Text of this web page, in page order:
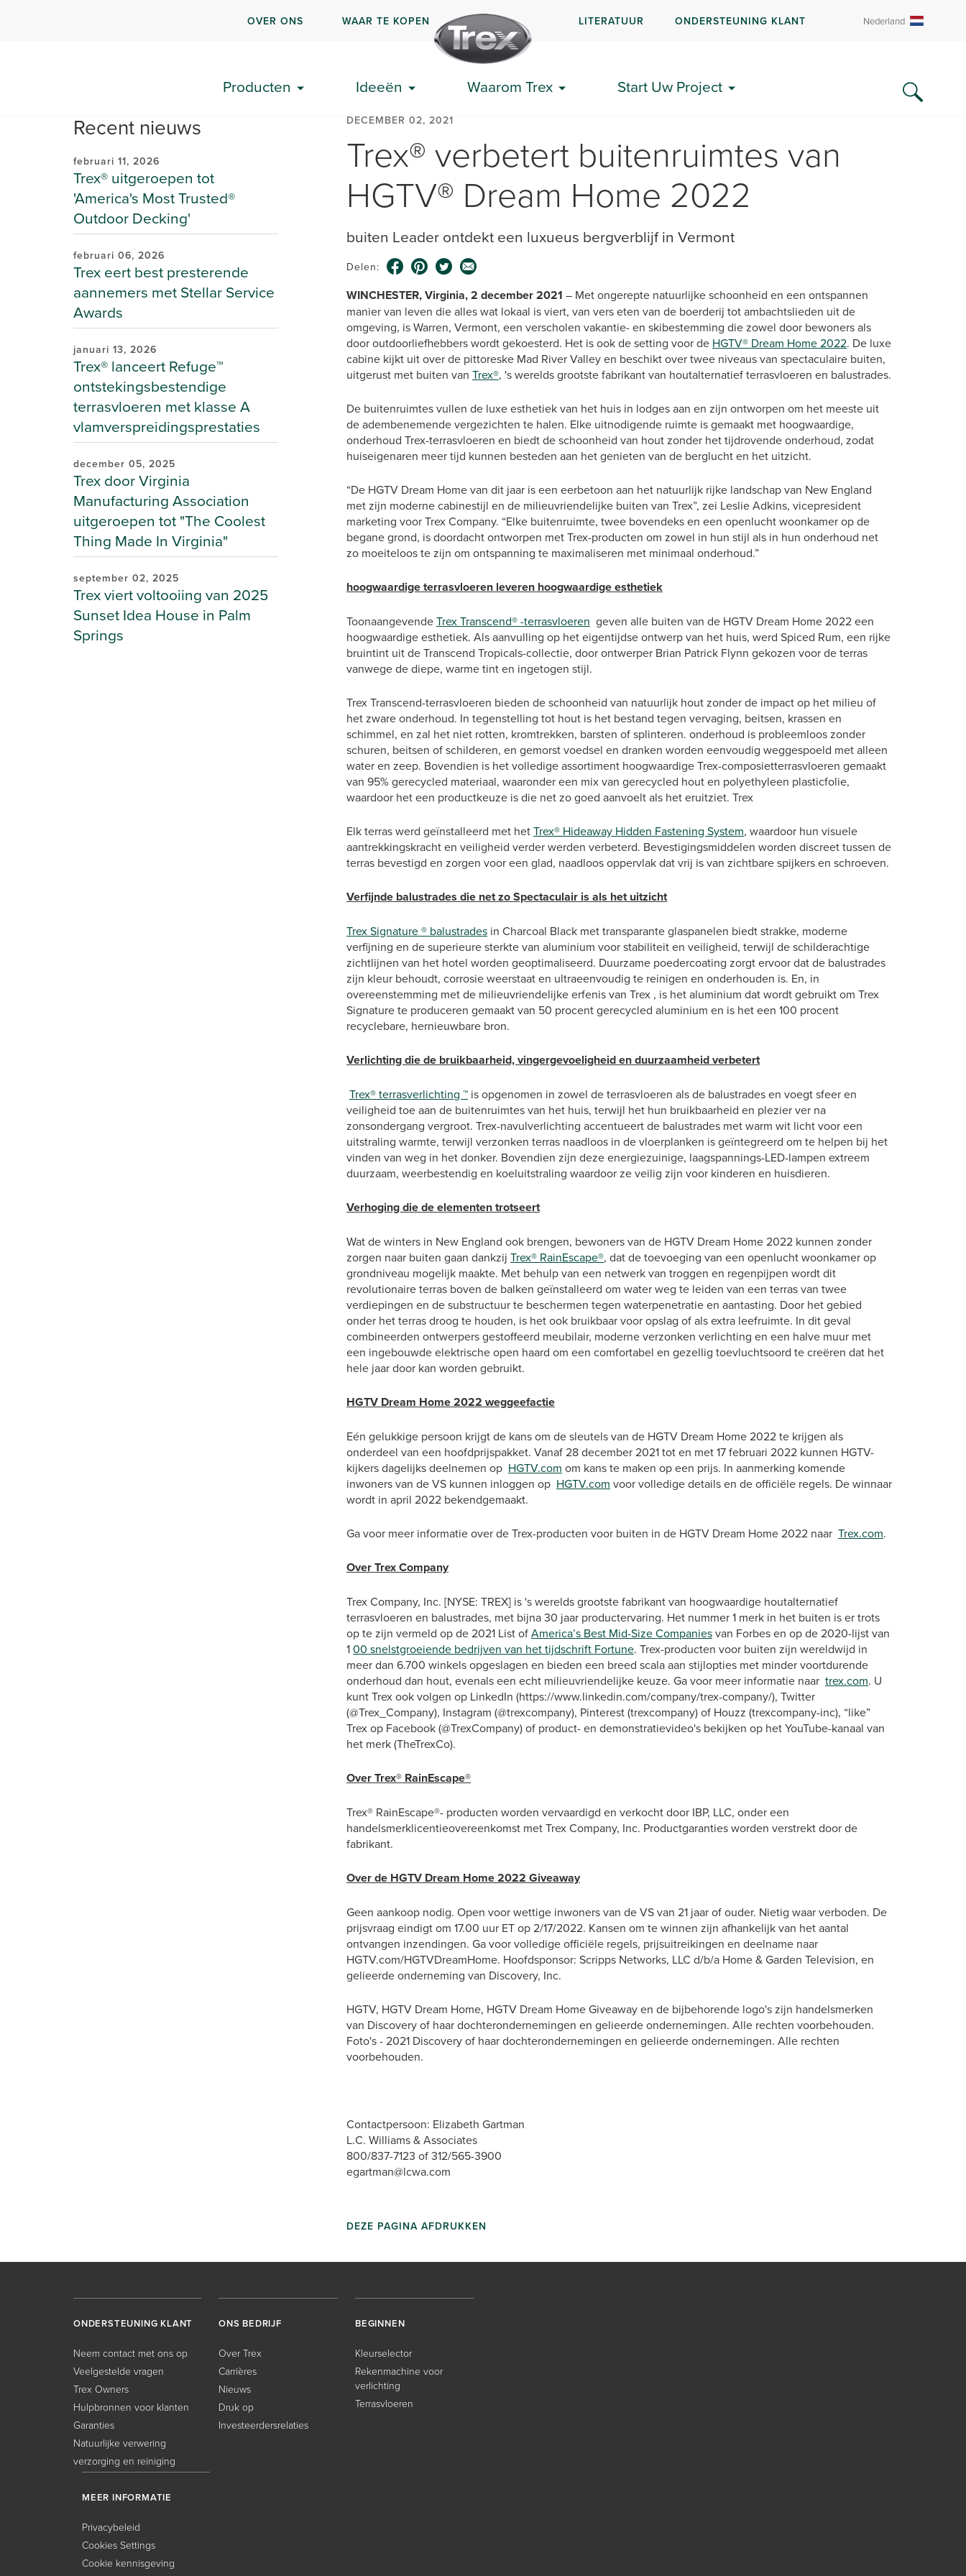
OVER ONS WAAR TE KOPEN LITERATUUR ONDERSTEUNING KLANT Nederland
Producten Ideeën Waarom Trex Start Uw Project
Recent nieuws
februari 11, 2026
Trex® uitgeroepen tot
'America's Most Trusted®
Outdoor Decking'
februari 06, 2026
Trex eert best presterende
aannemers met Stellar Service
Awards
januari 13, 2026
Trex® lanceert Refuge™
ontstekingsbestendige
terrasvloeren met klasse A
vlamverspreidingsprestaties
december 05, 2025
Trex door Virginia
Manufacturing Association
uitgeroepen tot "The Coolest
Thing Made In Virginia"
september 02, 2025
Trex viert voltooiing van 2025
Sunset Idea House in Palm
Springs
DECEMBER 02, 2021
Trex® verbetert buitenruimtes van
HGTV® Dream Home 2022
buiten Leader ontdekt een luxueus bergverblijf in Vermont
Delen:
WINCHESTER, Virginia, 2 december 2021 – Met ongerepte natuurlijke schoonheid en een ontspannen
manier van leven die alles wat lokaal is viert, van vers eten van de boerderij tot ambachtslieden uit de
omgeving, is Warren, Vermont, een verscholen vakantie- en skibestemming die zowel door bewoners als
door outdoorliefhebbers wordt gekoesterd. Het is ook de setting voor de HGTV® Dream Home 2022. De luxe
cabine kijkt uit over de pittoreske Mad River Valley en beschikt over twee niveaus van spectaculaire buiten,
uitgerust met buiten van Trex®, 's werelds grootste fabrikant van houtalternatief terrasvloeren en balustrades.
De buitenruimtes vullen de luxe esthetiek van het huis in lodges aan en zijn ontworpen om het meeste uit
de adembenemende vergezichten te halen. Elke uitnodigende ruimte is gemaakt met hoogwaardige,
onderhoud Trex-terrasvloeren en biedt de schoonheid van hout zonder het tijdrovende onderhoud, zodat
huiseigenaren meer tijd kunnen besteden aan het genieten van de berglucht en het uitzicht.
“De HGTV Dream Home van dit jaar is een eerbetoon aan het natuurlijk rijke landschap van New England
met zijn moderne cabinestijl en de milieuvriendelijke buiten van Trex”, zei Leslie Adkins, vicepresident
marketing voor Trex Company. “Elke buitenruimte, twee bovendeks en een openlucht woonkamer op de
begane grond, is doordacht ontworpen met Trex-producten om zowel in hun stijl als in hun onderhoud net
zo moeiteloos te zijn om ontspanning te maximaliseren met minimaal onderhoud.”
hoogwaardige terrasvloeren leveren hoogwaardige esthetiek
ToonaangevendeTrex Transcend® -terrasvloeren geven alle buiten van de HGTV Dream Home 2022 een
hoogwaardige esthetiek. Als aanvulling op het eigentijdse ontwerp van het huis, werd Spiced Rum, een rijke
bruintint uit de Transcend Tropicals-collectie, door ontwerper Brian Patrick Flynn gekozen voor de terras
vanwege de diepe, warme tint en ingetogen stijl.
Trex Transcend-terrasvloeren bieden de schoonheid van natuurlijk hout zonder de impact op het milieu of
het zware onderhoud. In tegenstelling tot hout is het bestand tegen vervaging, beitsen, krassen en
schimmel, en zal het niet rotten, kromtrekken, barsten of splinteren. onderhoud is probleemloos zonder
schuren, beitsen of schilderen, en gemorst voedsel en dranken worden eenvoudig weggespoeld met alleen
water en zeep. Bovendien is het volledige assortiment hoogwaardige Trex-composietterrasvloeren gemaakt
van 95% gerecycled materiaal, waaronder een mix van gerecycled hout en polyethyleen plasticfolie,
waardoor het een productkeuze is die net zo goed aanvoelt als het eruitziet. Trex
Elk terras werd geïnstalleerd met hetTrex® Hideaway Hidden Fastening System, waardoor hun visuele
aantrekkingskracht en veiligheid verder werden verbeterd. Bevestigingsmiddelen worden discreet tussen de
terras bevestigd en zorgen voor een glad, naadloos oppervlak dat vrij is van zichtbare spijkers en schroeven.
Verfijnde balustrades die net zo Spectaculair is als het uitzicht
Trex Signature ® balustrades in Charcoal Black met transparante glaspanelen biedt strakke, moderne
verfijning en de superieure sterkte van aluminium voor stabiliteit en veiligheid, terwijl de schilderachtige
zichtlijnen van het hotel worden geoptimaliseerd. Duurzame poedercoating zorgt ervoor dat de balustrades
zijn kleur behoudt, corrosie weerstaat en ultraeenvoudig te reinigen en onderhouden is. En, in
overeenstemming met de milieuvriendelijke erfenis van Trex , is het aluminium dat wordt gebruikt om Trex
Signature te produceren gemaakt van 50 procent gerecycled aluminium en is het een 100 procent
recyclebare, hernieuwbare bron.
Verlichting die de bruikbaarheid, vingergevoeligheid en duurzaamheid verbetert
Trex® terrasverlichting ™ is opgenomen in zowel de terrasvloeren als de balustrades en voegt sfeer en
veiligheid toe aan de buitenruimtes van het huis, terwijl het hun bruikbaarheid en plezier ver na
zonsondergang vergroot. Trex-navulverlichting accentueert de balustrades met warm wit licht voor een
uitstraling warmte, terwijl verzonken terras naadloos in de vloerplanken is geïntegreerd om te helpen bij het
vinden van weg in het donker. Bovendien zijn deze energiezuinige, laagspannings-LED-lampen extreem
duurzaam, weerbestendig en koeluitstraling waardoor ze veilig zijn voor kinderen en huisdieren.
Verhoging die de elementen trotseert
Wat de winters in New England ook brengen, bewoners van de HGTV Dream Home 2022 kunnen zonder
zorgen naar buiten gaan dankzij Trex® RainEscape®, dat de toevoeging van een openlucht woonkamer op
grondniveau mogelijk maakte. Met behulp van een netwerk van troggen en regenpijpen wordt dit
revolutionaire terras boven de balken geïnstalleerd om water weg te leiden van een terras van twee
verdiepingen en de substructuur te beschermen tegen waterpenetratie en aantasting. Door het gebied
onder het terras droog te houden, is het ook bruikbaar voor opslag of als extra leefruimte. In dit geval
combineerden ontwerpers gestoffeerd meubilair, moderne verzonken verlichting en een halve muur met
een ingebouwde elektrische open haard om een comfortabel en gezellig toevluchtsoord te creëren dat het
hele jaar door kan worden gebruikt.
HGTV Dream Home 2022 weggeefactie
Eén gelukkige persoon krijgt de kans om de sleutels van de HGTV Dream Home 2022 te krijgen als
onderdeel van een hoofdprijspakket. Vanaf 28 december 2021 tot en met 17 februari 2022 kunnen HGTV-
kijkers dagelijks deelnemen op HGTV.com om kans te maken op een prijs. In aanmerking komende
inwoners van de VS kunnen inloggen op HGTV.com voor volledige details en de officiële regels. De winnaar
wordt in april 2022 bekendgemaakt.
Ga voor meer informatie over de Trex-producten voor buiten in de HGTV Dream Home 2022 naar Trex.com.
Over Trex Company
Trex Company, Inc. [NYSE: TREX] is 's werelds grootste fabrikant van hoogwaardige houtalternatief
terrasvloeren en balustrades, met bijna 30 jaar productervaring. Het nummer 1 merk in het buiten is er trots
op te zijn vermeld op de 2021 List ofAmerica’s Best Mid-Size Companiesvan Forbes en op de 2020-lijst van
100 snelstgroeiende bedrijven van het tijdschrift Fortune. Trex-producten voor buiten zijn wereldwijd in
meer dan 6.700 winkels opgeslagen en bieden een breed scala aan stijlopties met minder voortdurende
onderhoud dan hout, evenals een echt milieuvriendelijke keuze. Ga voor meer informatie naar trex.com. U
kunt Trex ook volgen op LinkedIn (https://www.linkedin.com/company/trex-company/), Twitter
(@Trex_Company), Instagram (@trexcompany), Pinterest (trexcompany) of Houzz (trexcompany-inc), “like”
Trex op Facebook (@TrexCompany) of product- en demonstratievideo's bekijken op het YouTube-kanaal van
het merk (TheTrexCo).
Over Trex® RainEscape®
Trex® RainEscape®- producten worden vervaardigd en verkocht door IBP, LLC, onder een
handelsmerklicentieovereenkomst met Trex Company, Inc. Productgaranties worden verstrekt door de
fabrikant.
Over de HGTV Dream Home 2022 Giveaway
Geen aankoop nodig. Open voor wettige inwoners van de VS van 21 jaar of ouder. Nietig waar verboden. De
prijsvraag eindigt om 17.00 uur ET op 2/17/2022. Kansen om te winnen zijn afhankelijk van het aantal
ontvangen inzendingen. Ga voor volledige officiële regels, prijsuitreikingen en deelname naar
HGTV.com/HGTVDreamHome. Hoofdsponsor: Scripps Networks, LLC d/b/a Home & Garden Television, en
gelieerde onderneming van Discovery, Inc.
HGTV, HGTV Dream Home, HGTV Dream Home Giveaway en de bijbehorende logo's zijn handelsmerken
van Discovery of haar dochterondernemingen en gelieerde ondernemingen. Alle rechten voorbehouden.
Foto's - 2021 Discovery of haar dochterondernemingen en gelieerde ondernemingen. Alle rechten
voorbehouden.
Contactpersoon: Elizabeth Gartman
L.C. Williams & Associates
800/837-7123 of 312/565-3900
egartman@lcwa.com
DEZE PAGINA AFDRUKKEN
ONDERSTEUNING KLANT
Neem contact met ons op
Veelgestelde vragen
Trex Owners
Hulpbronnen voor klanten
Garanties
Natuurlijke verwering
verzorging en reiniging
ONS BEDRIJF
Over Trex
Carrières
Nieuws
Druk op
Investeerdersrelaties
BEGINNEN
Kleurselector
Rekenmachine voor
verlichting
Terrasvloeren
MEER INFORMATIE
Privacybeleid
Cookies Settings
Cookie kennisgeving